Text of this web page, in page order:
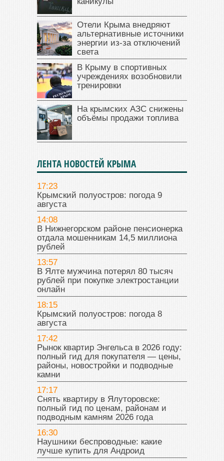
Отели Крыма внедряют
альтернативные источники
энергии из-за отключений
света
В Крыму в спортивных
учреждениях возобновили
тренировки
На крымских АЗС снижены
объёмы продажи топлива
ЛЕНТА НОВОСТЕЙ КРЫМА
17:23
Крымский полуостров: погода 9
августа
14:08
В Нижнегорском районе пенсионерка
отдала мошенникам 14,5 миллиона
рублей
13:57
В Ялте мужчина потерял 80 тысяч
рублей при покупке электростанции
онлайн
18:15
Крымский полуостров: погода 8
августа
17:42
Рынок квартир Энгельса в 2026 году:
полный гид для покупателя — цены,
районы, новостройки и подводные
камни
17:17
Снять квартиру в Ялуторовске:
полный гид по ценам, районам и
подводным камням 2026 года
16:30
Наушники беспроводные: какие
лучше купить для Андроид